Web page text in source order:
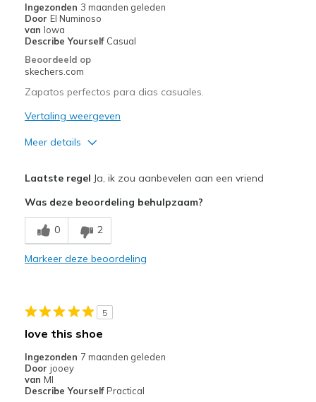
Ingezonden 3 maanden geleden
Door El Numinoso
van Iowa
Describe Yourself Casual
Beoordeeld op
skechers.com
Zapatos perfectos para dias casuales.
Vertaling weergeven
Meer details
Comfortable
Great wheels
View On Shoes
Shoes are for Wearing
Laatste regel Ja, ik zou aanbevelen aan een vriend
Was deze beoordeling behulpzaam?
0 2
Markeer deze beoordeling
5
love this shoe
Ingezonden 7 maanden geleden
Door jooey
van MI
Describe Yourself Practical